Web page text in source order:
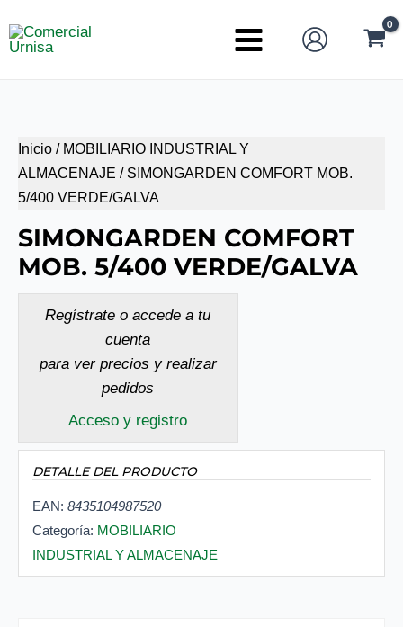
al
Main
Inicio / MOBILIARIO INDUSTRIAL Y
ALMACENAJE / SIMONGARDEN COMFORT MOB.
5/400 VERDE/GALVA
SIMONGARDEN COMFORT
MOB. 5/400 VERDE/GALVA
Regístrate o accede a tu
cuenta
para ver precios y realizar
pedidos
Acceso y registro
DETALLE DEL PRODUCTO
EAN: 8435104987520
Categoría: MOBILIARIO
INDUSTRIAL Y ALMACENAJE